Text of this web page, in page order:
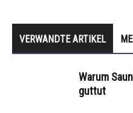
VERWANDTE ARTIKEL
Warum
guttut